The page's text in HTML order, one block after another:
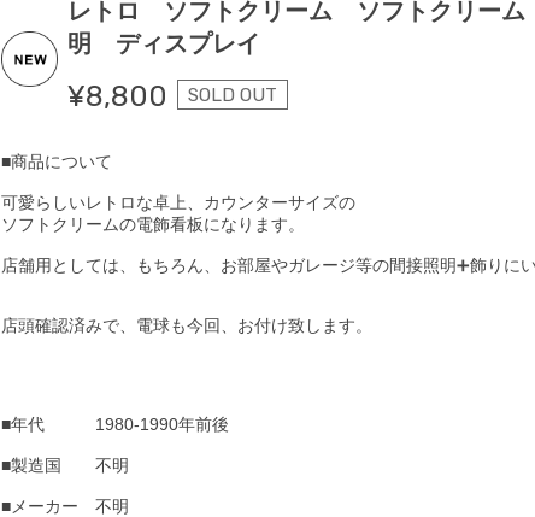
レトロ ソフトクリーム ソフトクリー
明 ディスプレイ
¥8,800 SOLD OUT
■商品について
可愛らしいレトロな卓上、カウンターサイズの
ソフトクリームの電飾看板になります。
店舗用としては、もちろん、お部屋やガレージ等の間接照明➕飾りに
店頭確認済みで、電球も今回、お付け致します。
■年代 1980-1990年前後
■製造国 不明
■メーカー 不明